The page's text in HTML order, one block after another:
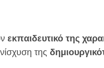
εκπαιδευτικό της
της